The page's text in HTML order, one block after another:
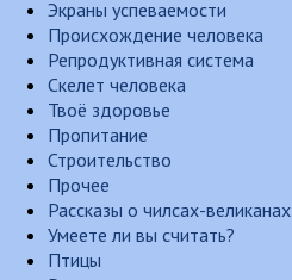
Экраны успеваемости
Происхождение человека
Репродуктивная система
Скелет человека
Твоё здоровье
Пропитание
Строительство
Прочее
Рассказы о чилсах-великанах
Умеете ли вы считать?
Птицы